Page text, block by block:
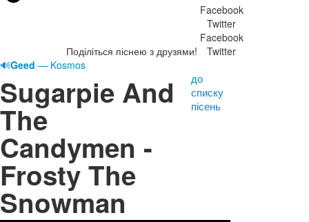
Поділіться піснею з друзями!
Facebook
Twitter
Facebook
Twitter
🔊Geed — Kosmos
Sugarpie And
The
Candymen -
Frosty The
Snowman
до
списку
пісень